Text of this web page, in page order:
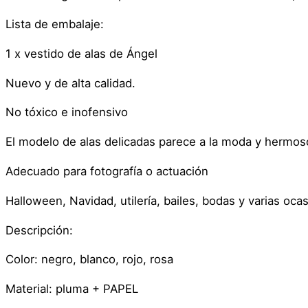
Lista de embalaje:
1 x vestido de alas de Ángel
Nuevo y de alta calidad.
No tóxico e inofensivo
El modelo de alas delicadas parece a la moda y
Adecuado para fotografía o actuación
Halloween, Navidad, utilería, bailes, bodas y varias
Descripción:
Color: negro, blanco, rojo, rosa
Material: pluma + PAPEL